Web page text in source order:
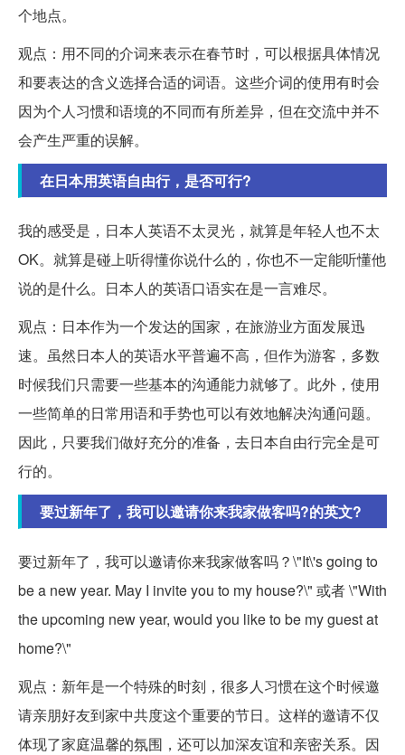
个地点。
观点：用不同的介词来表示在春节时，可以根据具体情况
和要表达的含义选择合适的词语。这些介词的使用有时会
因为个人习惯和语境的不同而有所差异，但在交流中并不
会产生严重的误解。
在日本用英语自由行，是否可行?
我的感受是，日本人英语不太灵光，就算是年轻人也不太
OK。就算是碰上听得懂你说什么的，你也不一定能听懂他
说的是什么。日本人的英语口语实在是一言难尽。
观点：日本作为一个发达的国家，在旅游业方面发展迅
速。虽然日本人的英语水平普遍不高，但作为游客，多数
时候我们只需要一些基本的沟通能力就够了。此外，使用
一些简单的日常用语和手势也可以有效地解决沟通问题。
因此，只要我们做好充分的准备，去日本自由行完全是可
行的。
要过新年了，我可以邀请你来我家做客吗?的英文?
要过新年了，我可以邀请你来我家做客吗？\"It\'s going to
be a new year. May I invite you to my house?\" 或者 \"With
the upcoming new year, would you like to be my guest at
home?\"
观点：新年是一个特殊的时刻，很多人习惯在这个时候邀
请亲朋好友到家中共度这个重要的节日。这样的邀请不仅
体现了家庭温馨的氛围，还可以加深友谊和亲密关系。因